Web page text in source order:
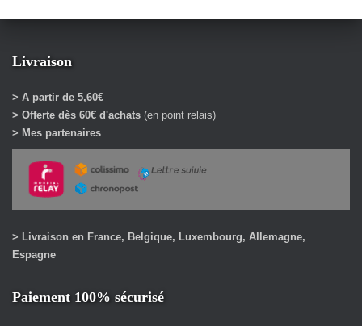
Livraison
> A partir de 5,60€
> Offerte dès 60€ d'achats (en point relais)
> Mes partenaires
> Livraison en France, Belgique, Luxembourg, Allemagne,
Espagne
Paiement 100% sécurisé